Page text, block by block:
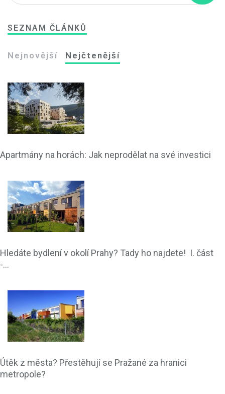
SEZNAM ČLÁNKŮ
Nejnovější Nejčtenější
Apartmány na horách: Jak neprodělat na své investici
Hledáte bydlení v okolí Prahy? Tady ho najdete! I. část
-...
Útěk z města? Přestěhují se Pražané za hranici
metropole?